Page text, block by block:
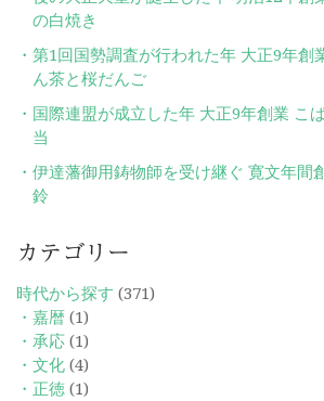
の白焼き
第1回国勢調査が行われた年 大正9年創
ん茶と桜だんご
国際連盟が成立した年 大正9年創業 こ
当
伊達藩御用鋳物師を受け継ぐ 寛文年間
鈴
カテゴリー
時代から探す (371)
・嘉暦 (1)
・承応 (1)
・文化 (4)
・正徳 (1)